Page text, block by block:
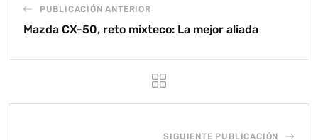
PUBLICACIÓN ANTERIOR
Mazda CX-50, reto mixteco: La mejor aliada
SIGUIENTE PUBLICACIÓN